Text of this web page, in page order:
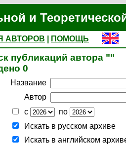
и
АВТОРОВ
ПОМОЩЬ
публикаций автора ""
0
Название
Автор
с
по
Искать в русском архиве
Искать в английском